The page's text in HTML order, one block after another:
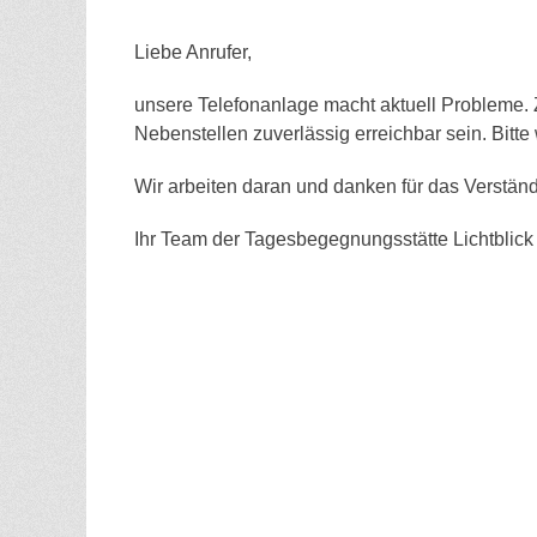
Liebe Anrufer,
unsere Telefonanlage macht aktuell
Nebenstellen zuverlässig erreichbar sein.
Wir arbeiten daran und danken für das
Ihr Team der Tagesbegegnungsstätte Lichtblick